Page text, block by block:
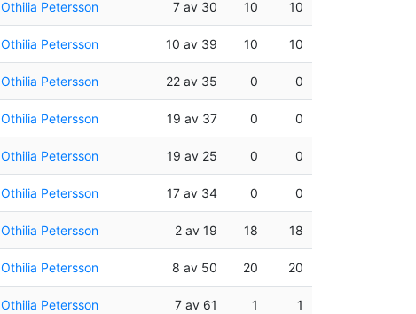
Othilia Petersson 7 av 30 10 10
Othilia Petersson 10 av 39 10 10
Othilia Petersson 22 av 35 0 0
Othilia Petersson 19 av 37 0 0
Othilia Petersson 19 av 25 0 0
Othilia Petersson 17 av 34 0 0
Othilia Petersson 2 av 19 18 18
Othilia Petersson 8 av 50 20 20
Othilia Petersson 7 av 61 1 1